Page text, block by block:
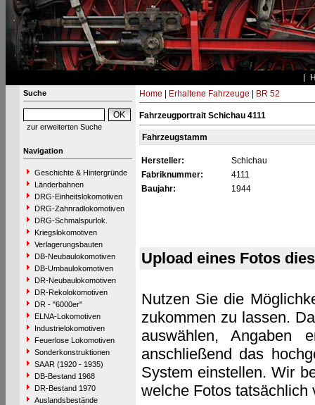
Suche
zur erweiterten Suche
Navigation
Geschichte & Hintergründe
Länderbahnen
DRG-Einheitslokomotiven
DRG-Zahnradlokomotiven
DRG-Schmalspurlok.
Kriegslokomotiven
Verlagerungsbauten
DB-Neubaulokomotiven
DB-Umbaulokomotiven
DR-Neubaulokomotiven
DR-Rekolokomotiven
DR - "6000er"
ELNA-Lokomotiven
Industrielokomotiven
Feuerlose Lokomotiven
Sonderkonstruktionen
SAAR (1920 - 1935)
DB-Bestand 1968
DR-Bestand 1970
Auslandsbestände
Home Erhaltene Fahrzeuge BR 52
Fahrzeugportrait Schichau 4111
Fahrzeugstamm
Hersteller:
Schichau
Fabriknummer:
4111
Baujahr:
1944
Upload eines Fotos
Nutzen Sie die
zukommen zu lassen.
auswählen, Angaben
anschließend das
System einstellen. Wir
welche Fotos tatsächlich